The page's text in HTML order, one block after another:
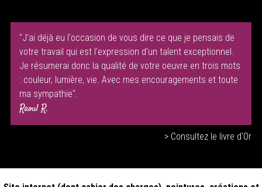
"J'ai déjà eu l'occasion de vous dire ce que je pensais de
votre travail qui est l'expression d'un talent exceptionnel.
Je résumerai donc la qualité de votre oeuvre en trois mots
: couleur, lumière, vie. Avec mes encouragements et toute
ma sympathie".
Raoul R.
> Consultez le livre d'Or